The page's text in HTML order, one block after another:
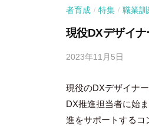
者育成 / 特集 / 職業訓
現役DXデザイ
2023年11月5日
吉
田
豪
現役のDXデザイナ
DX推進担当者に始
進をサポートするコ